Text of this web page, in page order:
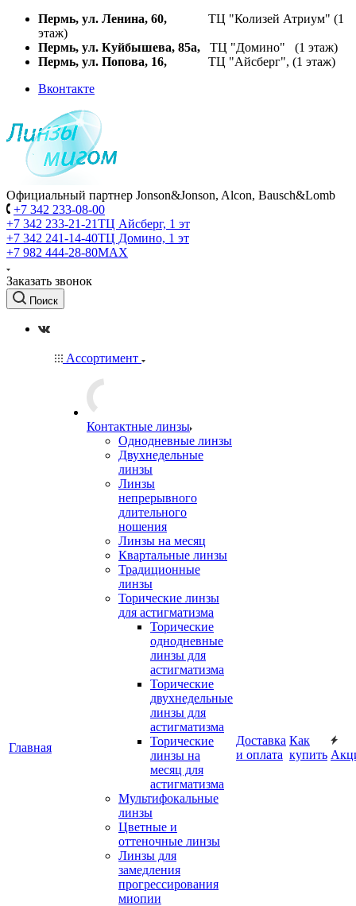
Пермь, ул. Ленина, 60, ТЦ "Колизей Атриум" (1
этаж)
Пермь, ул. Куйбышева, 85а, ТЦ "Домино" (1 этаж)
Пермь, ул. Попова, 16, ТЦ "Айсберг", (1 этаж)
Вконтакте
Официальный партнер Jonson&Jonson, Alcon, Bausch&Lomb
+7 342 233-08-00
+7 342 233-21-21ТЦ Айсберг, 1 эт
+7 342 241-14-40ТЦ Домино, 1 эт
+7 982 444-28-80MAX
Заказать звонок
Поиск
Главная
Ассортимент
Контактные линзы
Однодневные линзы
Двухнедельные
линзы
Линзы
непрерывного
длительного
ношения
Линзы на месяц
Квартальные линзы
Традиционные
линзы
Торические линзы
для астигматизма
Торические
однодневные
линзы для
астигматизма
Торические
двухнедельные
линзы для
астигматизма
Торические
линзы на
месяц для
астигматизма
Мультифокальные
линзы
Цветные и
оттеночные линзы
Линзы для
замедления
прогрессирования
миопии
Доставка
и оплата
Как
купить